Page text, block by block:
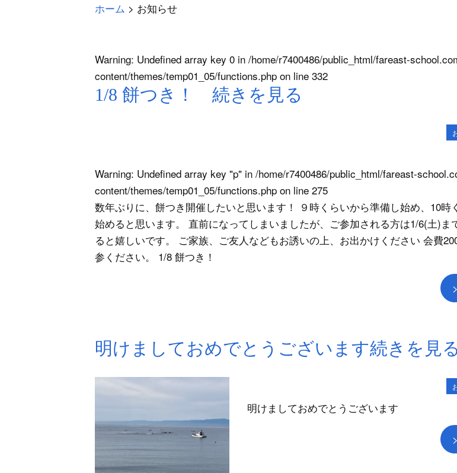
ホーム > お知らせ
Warning: Undefined array key 0 in /home/r7400486/public_html/fareast-
content/themes/temp01_05/functions.php on line 332
1/8 餅つき！ 続きを見る
Warning: Undefined array key "p" in /home/r7400486/public_html/fareast-
content/themes/temp01_05/functions.php on line 275
数年ぶりに、餅つき開催したいと思います！ ９時くらいから準備し始め、10時
始めると思います。 直前になってしまいましたが、ご参加される方は1/6(土)ま
ると嬉しいです。 ご家族、ご友人などもお誘いの上、お出かけください 会費
参ください。 1/8 餅つき！
明けましておめでとうございます続きを見る
明けましておめでとうございます